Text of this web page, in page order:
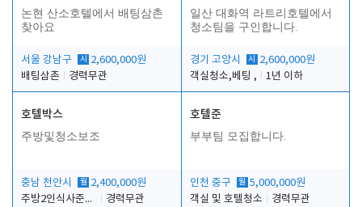
논현 산소호텔에서 배팅삼촌
찾아요
서울 강남구 시
2,600,000원
배팅삼촌
경력무관
일산 대화역 라트리호텔에서
청소팀을 구인합니다.
경기 고양시 시
2,600,000원
객실청소,베팅 ,
1년 이하
호텔박스
주방및청소보조
충남 천안시 월 2,400,000원
주방2인식사준비및청소린렌보조
경력무관
호텔준
부부팀 모집합니다.
인천 중구 월 5,000,000원
객실 및 호텔청소
경력무관